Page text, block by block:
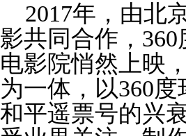
2017年，由北
影共同合作，
电影院悄然上映
为一体，以360
和平遥票号的兴